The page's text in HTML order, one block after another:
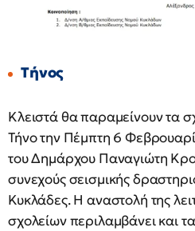
Τήνος
Κλειστά θα παραμείνουν τα
Τήνο την Πέμπτη 6
του Δημάρχου Παναγιώτη
συνεχούς σεισμικής
Κυκλάδες. Η αναστολή της
σχολείων περιλαμβάνει και